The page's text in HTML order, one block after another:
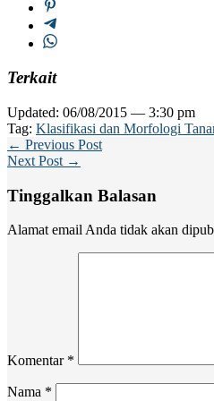
Terkait
Updated: 06/08/2015 — 3:30 pm
Tag: Klasifikasi dan Morfologi
← Previous Post
Next Post →
Tinggalkan Balasan
Alamat email Anda tidak akan
Komentar *
Nama *